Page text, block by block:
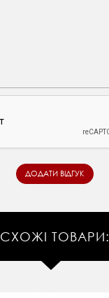
СХОЖІ ТОВАРИ: